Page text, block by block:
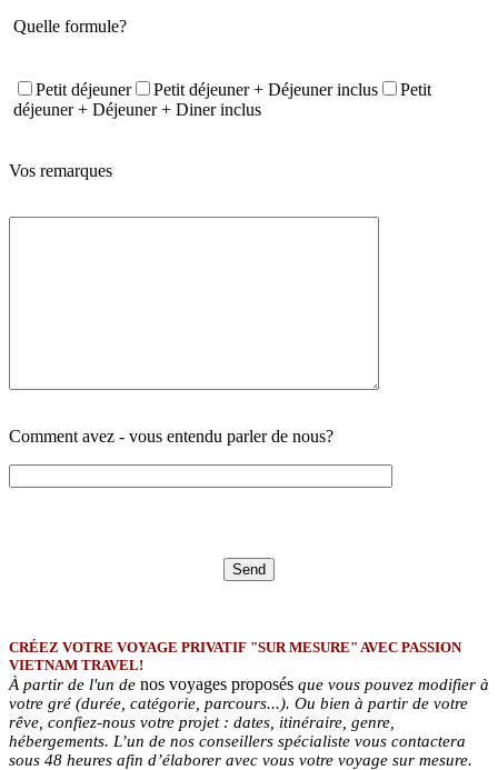
Quelle formule?
Petit déjeuner Petit déjeuner + Déjeuner inclus
Petit
déjeuner + Déjeuner + Diner inclus
Vos remarques
Comment avez - vous entendu parler de nous?
CRÉEZ VOTRE VOYAGE PRIVATIF "SUR MESURE" AVEC PASSION
VIETNAM TRAVEL!
À partir de l'un de nos voyages proposés que vous pouvez modifier à
votre gré (durée, catégorie, parcours...). Ou bien à partir de votre
rêve, confiez-nous votre projet : dates, itinéraire, genre,
hébergements. L’un de nos conseillers spécialiste vous contactera
sous 48 heures afin d’élaborer avec vous votre voyage sur mesure.